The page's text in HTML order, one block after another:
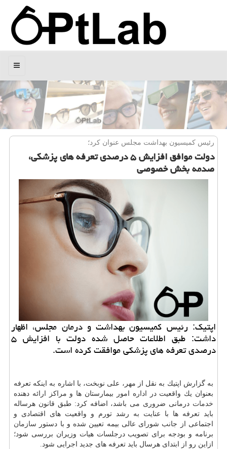
منو
رئیس كمیسیون بهداشت مجلس عنوان كرد؛
دولت موافق افزایش ۵ درصدی تعرفه های پزشكی،
صدمه بخش خصوصی
اپتیك: رئیس كمیسیون بهداشت و درمان مجلس، اظهار
داشت: طبق اطلاعات حاصل شده دولت با افزایش ۵
درصدی تعرفه های پزشكی موافقت كرده است.
به گزارش اپتیك به نقل از مهر، علی نوبخت، با اشاره به اینكه تعرفه
بعنوان یك واقعیت در اداره امور بیمارستان ها و مراكز ارائه دهنده
خدمات درمانی ضروری می باشد، اضافه كرد: طبق قانون هرساله
باید تعرفه ها با عنایت به رشد تورم و واقعیت های اقتصادی و
اجتماعی از جانب شورای عالی بیمه تعیین شده و با دستور سازمان
برنامه و بودجه برای تصویب درجلسات هیات وزیران بررسی شود؛
ازاین رو از ابتدای هرسال باید تعرفه های جدید اجرایی شود.